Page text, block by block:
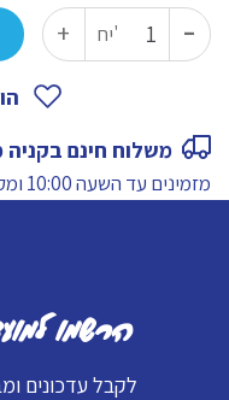
-
כמות
של
גס
טבעיים
יח' +
משלוח חינם בקניה מעל
מזמינים עד השעה 10:00 ומקבלים באותו יום.
הרשמו
לקבל עדכונים